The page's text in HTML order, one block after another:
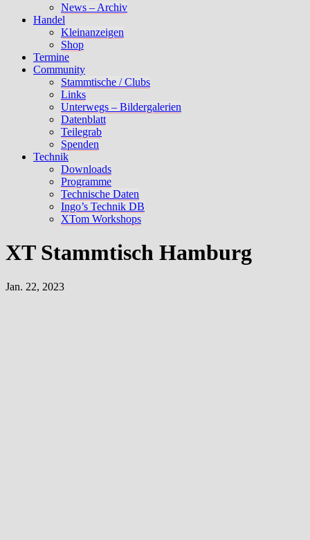
News – Archiv
Handel
Kleinanzeigen
Shop
Termine
Community
Stammtische / Clubs
Links
Unterwegs – Bildergalerien
Datenblatt
Teilegrab
Spenden
Technik
Downloads
Programme
Technische Daten
Ingo’s Technik DB
XTom Workshops
XT Stammtisch Hamburg
Jan. 22, 2023